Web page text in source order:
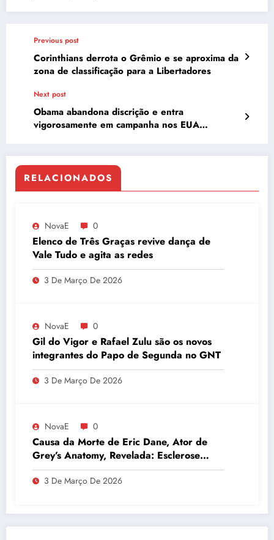
Previous post
Corinthians derrota o Grêmio e se aproxima da
zona de classificação para a Libertadores
Next post
Obama abandona discrição e entra
vigorosamente em campanha nos EUA
RELACIONADOS
NovaE 0
Elenco de Três Graças revive dança de
Vale Tudo e agita as redes
3 De Março De 2026
NovaE 0
Gil do Vigor e Rafael Zulu são os novos
integrantes do Papo de Segunda no GNT
3 De Março De 2026
NovaE 0
Causa da Morte de Eric Dane, Ator de
Grey’s Anatomy, Revelada: Esclerose
Lateral Amiotrófica
3 De Março De 2026